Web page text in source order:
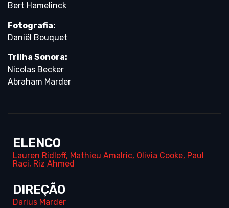
Bert Hamelinck
Fotografia:
Daniël Bouquet
Trilha Sonora:
Nicolas Becker
Abraham Marder
ELENCO
Lauren Ridloff, Mathieu Amalric, Olivia Cooke, Paul
Raci, Riz Ahmed
DIREÇÃO
Darius Marder